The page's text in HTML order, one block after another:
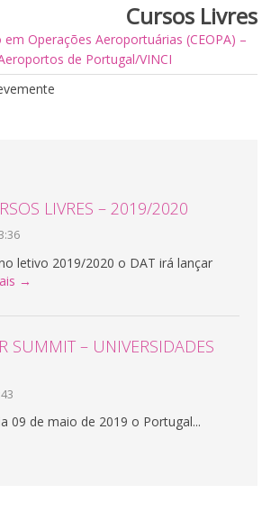
Cursos Livres
em Operações Aeroportuárias (CEOPA) –
de Portugal/VINCI
LIVRES – 2019/2020
letivo 2019/2020 o DAT irá lançar
→
SUMMIT – UNIVERSIDADES
09 de maio de 2019 o Portugal...